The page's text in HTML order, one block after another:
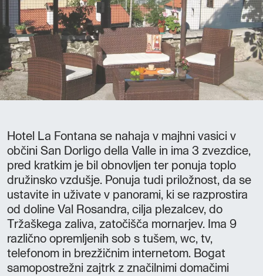
Hotel La Fontana se nahaja v majhni vasici v
občini San Dorligo della Valle in ima 3 zvezdice,
pred kratkim je bil obnovljen ter ponuja toplo
družinsko vzdušje. Ponuja tudi priložnost, da se
ustavite in uživate v panorami, ki se razprostira
od doline Val Rosandra, cilja plezalcev, do
Tržaškega zaliva, zatočišča mornarjev. Ima 9
različno opremljenih sob s tušem, wc, tv,
telefonom in brezžičnim internetom. Bogat
samopostrežni zajtrk z značilnimi domačimi